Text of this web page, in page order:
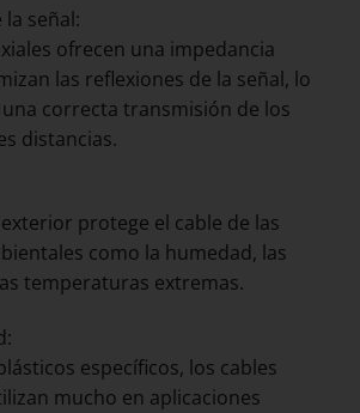
señal:
ofrecen una impedancia
las reflexiones de la señal, lo
correcta transmisión de los
distancias.
protege el cable de las
como la humedad, las
temperaturas extremas.
específicos, los cables
mucho en aplicaciones